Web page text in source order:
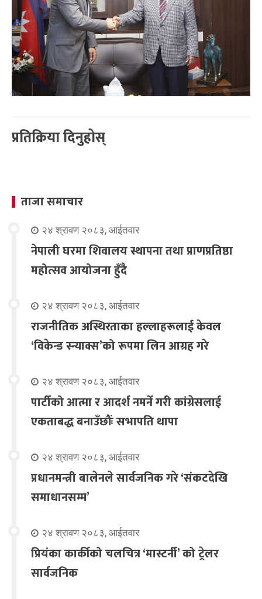
प्रतिक्रिया दिनुहोस्
ताजा समाचार
२४ श्रावण २०८३, आईतवार
नेपाली घरमा शिवालय स्थापना तथा प्राणप्रतिष्ठा
महोत्सव आयोजना हुँदै
२४ श्रावण २०८३, आईतवार
राजनीतिक अस्थिरताका हल्लाहरूलाई केवल
‘विकेन्ड स्न्याक्स’को रूपमा लिन आग्रह गरे
२४ श्रावण २०८३, आईतवार
पार्टीको आत्मा र आदर्श नमर्ने गरी कांग्रेसलाई
एकताबद्ध बनाउँछौंः सभापति थापा
२४ श्रावण २०८३, आईतवार
प्रधानमन्त्री बालेनले सार्वजनिक गरे ‘संकटदेखि
समाधानसम्म’
२४ श्रावण २०८३, आईतवार
प्रियंका कार्कीको चलचित्र ‘मास्टर्नी’ को ट्रेलर
सार्वजनिक